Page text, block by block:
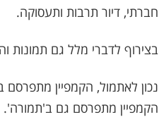
חברתי, דיור תרבות ותעסוקה.
בצירוף לדברי מלל גם תמונות
נכון לאתמול, הקמפיין
הקמפיין מתפרסם גם ב'תמורה'.